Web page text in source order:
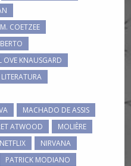
M. COETZEE
OVE KNAUSGARD
LITERATURA
MACHADO DE ASSIS
ATWOOD
MOLIÈRE
NETFLIX
NIRVANA
PATRICK MODIANO